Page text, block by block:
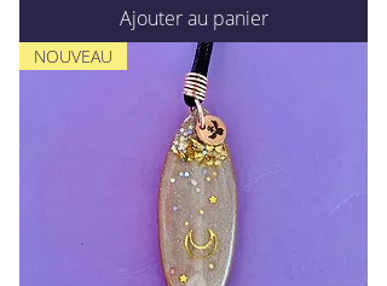
Ajouter au panier
NOUVEAU